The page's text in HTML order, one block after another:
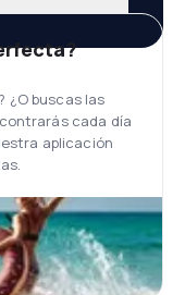
¿O buscas las
cada día
aplicación